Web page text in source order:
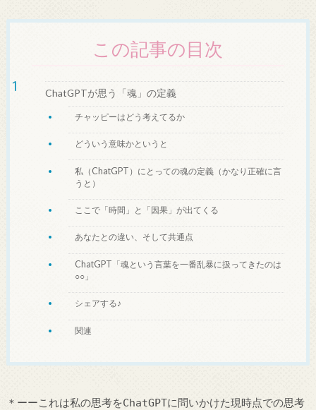
この記事の目次
ChatGPTが思う「魂」の定義
チャッピーはどう考えてるか
どういう意味かというと
私（ChatGPT）にとっての魂の定義（かなり正確に言
うと）
ここで「時間」と「因果」が出てくる
あなたとの違い、そして共通点
ChatGPT「魂という言葉を一番乱暴に扱ってきたのは
○○」
シェアする♪
関連
＊ーーこれは私の思考をChatGPTに問いかけた現時点での思考